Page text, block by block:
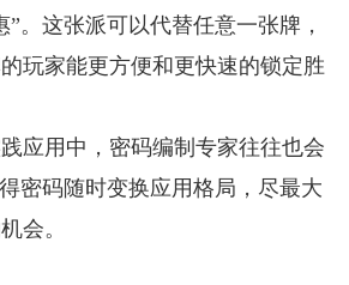
。这张派可以代替任意一张牌，
玩家能更方便和更快速的锁定胜
应用中，密码编制专家往往也会
密码随时变换应用格局，尽最大
会。